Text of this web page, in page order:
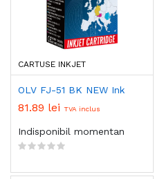
CARTUSE INKJET
OLV FJ-51 BK NEW Ink
81.89 lei TVA inclus
Indisponibil momentan